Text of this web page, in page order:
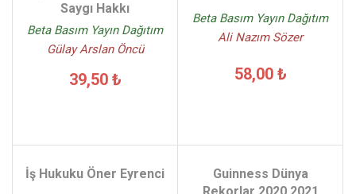
Saygı Hakkı
Beta Basım Yayın Dağıtım
Gülay Arslan Öncü
39,50 ₺
Beta Basım Yayın Dağıtım
Ali Nazım Sözer
58,00 ₺
İş Hukuku Öner Eyrenci
Guinness Dünya